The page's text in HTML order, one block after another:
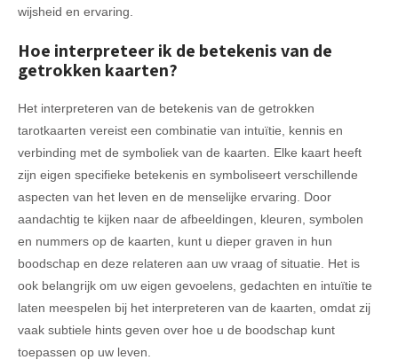
wijsheid en ervaring.
Hoe interpreteer ik de betekenis van de
getrokken kaarten?
Het interpreteren van de betekenis van de getrokken
tarotkaarten vereist een combinatie van intuïtie, kennis en
verbinding met de symboliek van de kaarten. Elke kaart heeft
zijn eigen specifieke betekenis en symboliseert verschillende
aspecten van het leven en de menselijke ervaring. Door
aandachtig te kijken naar de afbeeldingen, kleuren, symbolen
en nummers op de kaarten, kunt u dieper graven in hun
boodschap en deze relateren aan uw vraag of situatie. Het is
ook belangrijk om uw eigen gevoelens, gedachten en intuïtie te
laten meespelen bij het interpreteren van de kaarten, omdat zij
vaak subtiele hints geven over hoe u de boodschap kunt
toepassen op uw leven.